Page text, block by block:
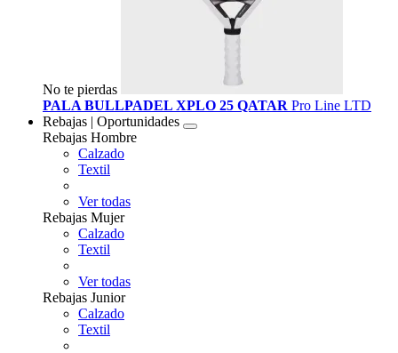
No te pierdas
PALA BULLPADEL XPLO 25 QATAR Pro Line LTD
Rebajas | Oportunidades
Rebajas Hombre
Calzado
Textil
Ver todas
Rebajas Mujer
Calzado
Textil
Ver todas
Rebajas Junior
Calzado
Textil